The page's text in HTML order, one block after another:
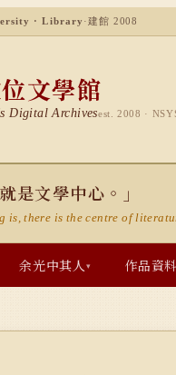
· Library ·建館 2008
文學館
Digital Archivesest. 2008 ·
是文學中心。」
is, there is the centre of
余光中其人▾ 作品資